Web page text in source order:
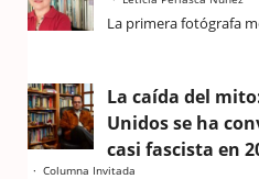
La primera fotógrafa
La caída del
Unidos se ha
casi fascista en
Columna Invitada